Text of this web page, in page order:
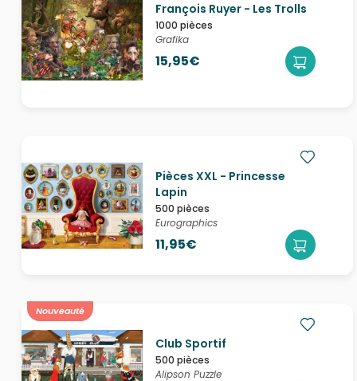
François Ruyer - Les Trolls
1000 pièces
Grafika
15,95€
Pièces XXL - Princesse
Lapin
500 pièces
Eurographics
11,95€
Nouveauté
Club Sportif
500 pièces
Alipson Puzzle